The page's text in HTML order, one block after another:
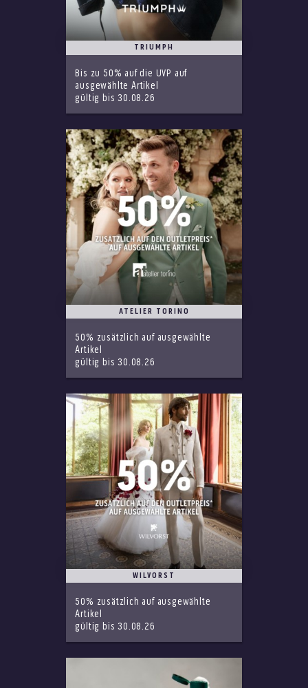
TRIUMPH
Bis zu 50% auf die UVP auf
ausgewählte Artikel
gültig bis 30.08.26
ATELIER TORINO
50% zusätzlich auf ausgewählte
Artikel
gültig bis 30.08.26
WILVORST
50% zusätzlich auf ausgewählte
Artikel
gültig bis 30.08.26